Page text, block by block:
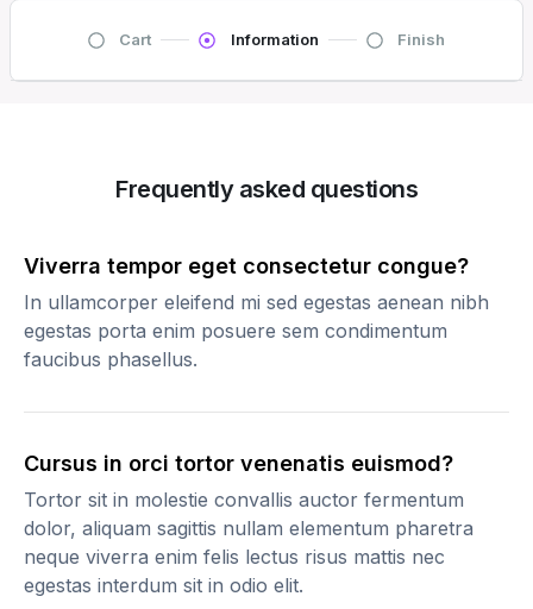
Cart Information Finish
Frequently asked questions
Viverra tempor eget consectetur congue?
In ullamcorper eleifend mi sed egestas aenean nibh
egestas porta enim posuere sem condimentum
faucibus phasellus.
Cursus in orci tortor venenatis euismod?
Tortor sit in molestie convallis auctor fermentum
dolor, aliquam sagittis nullam elementum pharetra
neque viverra enim felis lectus risus mattis nec
egestas interdum sit in odio elit.